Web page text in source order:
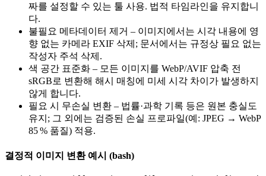
짜를 설정할 수 있는 툴 사용. 법적 타임라인을 유지합니
다.
불필요 메타데이터 제거 – 이미지에서는 시각 내용에 영
향 없는 카메라 EXIF 삭제; 문서에서는 규정상 필요 없는
작성자 주석 삭제.
색 공간 표준화 – 모든 이미지를 WebP/AVIF 압축 전
sRGB로 변환해 해시 매칭에 미세 시각 차이가 발생하지
않게 합니다.
필요 시 무손실 변환 – 법률·과학 기록 등은 원본 충실도
유지; 그 외에는 검증된 손실 프로파일(예: JPEG → WebP
85 % 품질) 적용.
결정적 이미지 변환 예시 (bash)